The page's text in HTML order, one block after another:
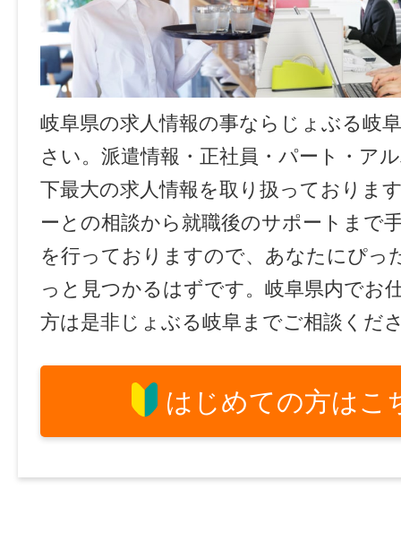
岐阜県の求人情報の事ならじょぶる岐
さい。派遣情報・正社員・パート・ア
下最大の求人情報を取り扱っておりま
ーとの相談から就職後のサポートまで
を行っておりますので、あなたにぴっ
っと見つかるはずです。岐阜県内でお
方は是非じょぶる岐阜までご相談くだ
はじめての方はこ